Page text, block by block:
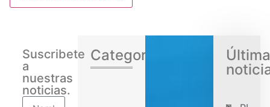
Suscribete
a
nuestras
noticias.
Categorias